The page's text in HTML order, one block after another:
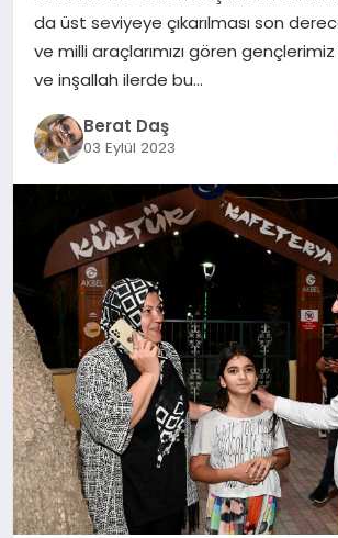
TÜRKOĞLU
PAZARCIK
KÜNYE
NURHAK
da üst seviyeye çıkarılması son
ve milli araçlarımızı gören
ve inşallah ilerde bu…
Berat Daş
03 Eylül 2023